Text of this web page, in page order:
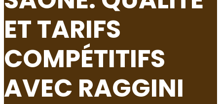
ET TARIFS
COMPÉTITIFS
AVEC RAGGINI